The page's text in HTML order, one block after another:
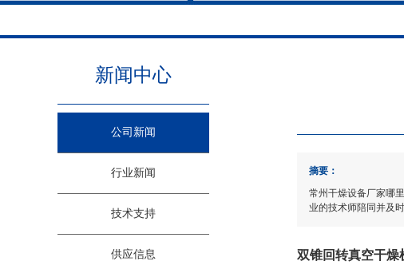
新闻中心
公司新闻
行业新闻
技术支持
供应信息
摘要：
常州干燥设备厂家哪
业的技术师陪同并及
双锥回转真空干燥